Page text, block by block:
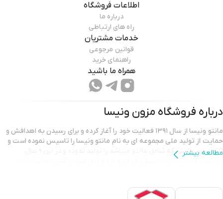
اطلاعات فروشگاه
درباره ما
راه های ارتباطی
خدمات مشتریان
قوانین مرجوعی
راهنمای خرید
همراه ما باشید
درباره فروشگاه مزون ونیسا
مانتو ونیسا از سال ۱۳۹۱ فعالیت خود را آغاز کرده و برای رسیدن به اهدافش و
حمایت از تولید ملی مجموعه ای به نام مانتو ونیسا را تاسیس نموده است و
توانسته است رضایت بسیاری از خرید مردم را در سراسر کشور جلب نماید
مطالعه بیشتر